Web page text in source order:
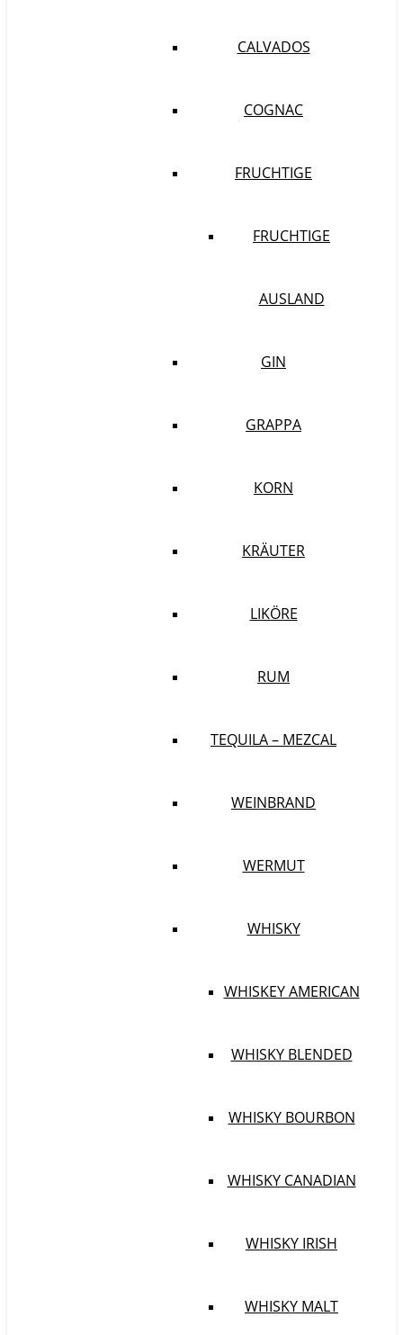
CALVADOS
COGNAC
FRUCHTIGE
FRUCHTIGE
AUSLAND
GIN
GRAPPA
KORN
KRÄUTER
LIKÖRE
RUM
TEQUILA – MEZCAL
WEINBRAND
WERMUT
WHISKY
WHISKEY AMERICAN
WHISKY BLENDED
WHISKY BOURBON
WHISKY CANADIAN
WHISKY IRISH
WHISKY MALT